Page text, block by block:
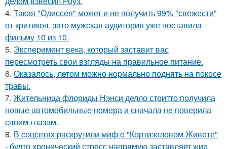
4. Такая "Одиссея" может и не получить 99% "свежести"
от критиков, зато мужская аудитория уже поставила
фильму 10 из 10.
5. Эксперимент века, который заставит вас
пересмотреть свои взгляды на правильное питание.
6. Оказалось, летом можно нормально поднять на покосе
травы.
7. Жительница флориды Нэнси делло стритто получила
новые автомобильные номера и сначала не поверила
своим глазам.
8. В соцсетях раскрутили миф о "Кортизоловом Животе"
- будто хронический стресс напрямую заставляет жир